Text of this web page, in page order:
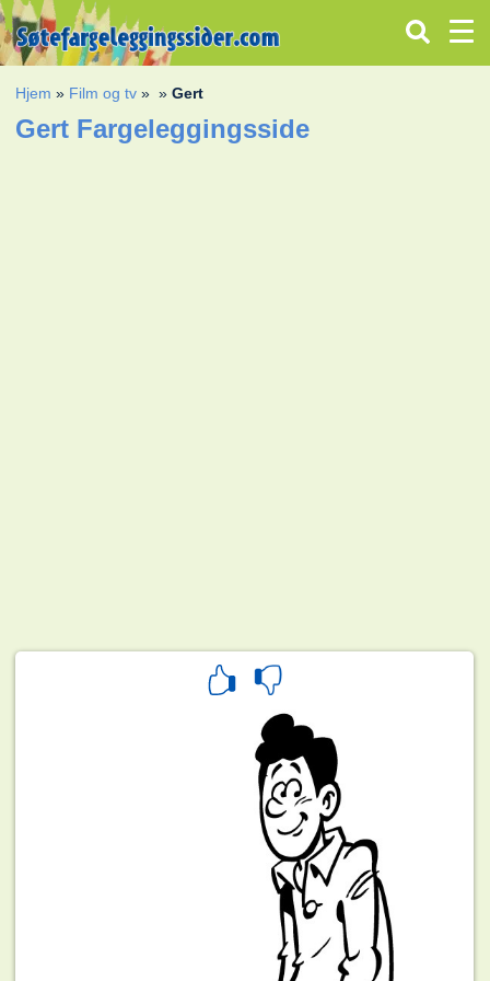
Hjem » Film og tv » »Gert
Gert Fargeleggingsside